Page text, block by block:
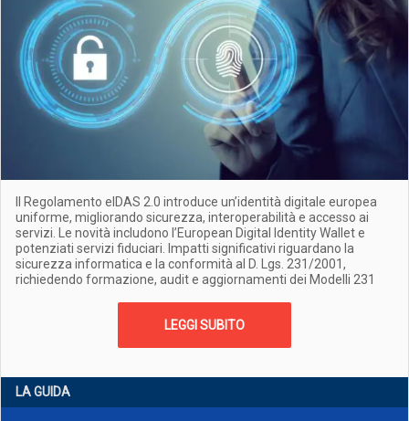
Il Regolamento eIDAS 2.0 introduce un’identità digitale europea
uniforme, migliorando sicurezza, interoperabilità e accesso ai
servizi. Le novità includono l’European Digital Identity Wallet e
potenziati servizi fiduciari. Impatti significativi riguardano la
sicurezza informatica e la conformità al D. Lgs. 231/2001,
richiedendo formazione, audit e aggiornamenti dei Modelli 231
LEGGI SUBITO
LA GUIDA